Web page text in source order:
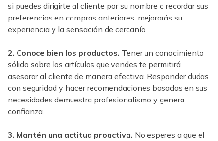
si puedes dirigirte al cliente por su nombre o recordar sus
preferencias en compras anteriores, mejorarás su
experiencia y la sensación de cercanía.
2. Conoce bien los productos. Tener un conocimiento
sólido sobre los artículos que vendes te permitirá
asesorar al cliente de manera efectiva. Responder dudas
con seguridad y hacer recomendaciones basadas en sus
necesidades demuestra profesionalismo y genera
confianza.
3. Mantén una actitud proactiva. No esperes a que el